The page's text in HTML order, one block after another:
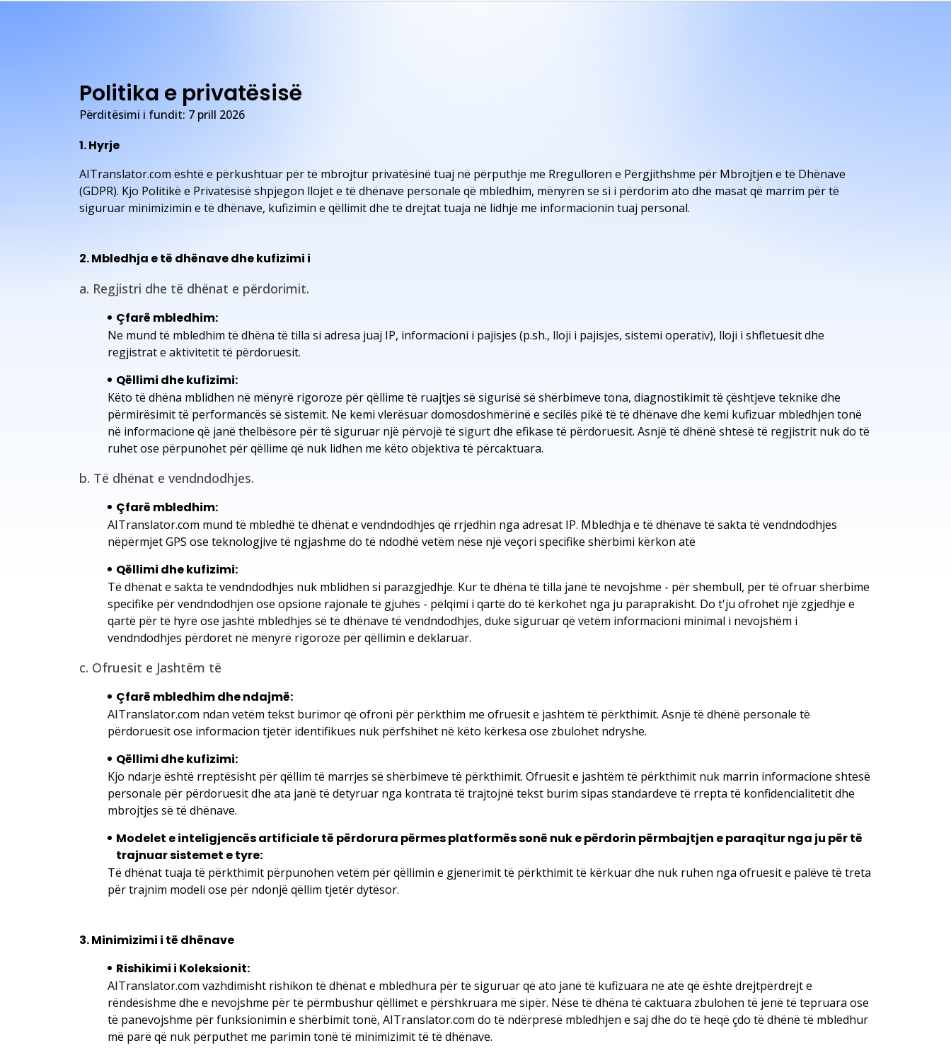
Politika e privatësisë
Përditësimi i fundit: 7 prill 2026
1. Hyrje
AITranslator.com është e përkushtuar për të mbrojtur privatësinë tuaj në përputhje me Rregulloren e Përgjithshme për Mbrojtjen e të Dhënave
(GDPR). Kjo Politikë e Privatësisë shpjegon llojet e të dhënave personale që mbledhim, mënyrën se si i përdorim ato dhe masat që marrim për të
siguruar minimizimin e të dhënave, kufizimin e qëllimit dhe të drejtat tuaja në lidhje me informacionin tuaj personal.
2. Mbledhja e të dhënave dhe kufizimi i
a. Regjistri dhe të dhënat e përdorimit.
Çfarë mbledhim:
Ne mund të mbledhim të dhëna të tilla si adresa juaj IP, informacioni i pajisjes (p.sh., lloji i pajisjes, sistemi operativ), lloji i shfletuesit dhe
regjistrat e aktivitetit të përdoruesit.
Qëllimi dhe kufizimi:
Këto të dhëna mblidhen në mënyrë rigoroze për qëllime të ruajtjes së sigurisë së shërbimeve tona, diagnostikimit të çështjeve teknike dhe
përmirësimit të performancës së sistemit. Ne kemi vlerësuar domosdoshmërinë e secilës pikë të të dhënave dhe kemi kufizuar mbledhjen tonë
në informacione që janë thelbësore për të siguruar një përvojë të sigurt dhe efikase të përdoruesit. Asnjë të dhënë shtesë të regjistrit nuk do të
ruhet ose përpunohet për qëllime që nuk lidhen me këto objektiva të përcaktuara.
b. Të dhënat e vendndodhjes.
Çfarë mbledhim:
AITranslator.com mund të mbledhë të dhënat e vendndodhjes që rrjedhin nga adresat IP. Mbledhja e të dhënave të sakta të vendndodhjes
nëpërmjet GPS ose teknologjive të ngjashme do të ndodhë vetëm nëse një veçori specifike shërbimi kërkon atë
Qëllimi dhe kufizimi:
Të dhënat e sakta të vendndodhjes nuk mblidhen si parazgjedhje. Kur të dhëna të tilla janë të nevojshme - për shembull, për të ofruar shërbime
specifike për vendndodhjen ose opsione rajonale të gjuhës - pëlqimi i qartë do të kërkohet nga ju paraprakisht. Do t'ju ofrohet një zgjedhje e
qartë për të hyrë ose jashtë mbledhjes së të dhënave të vendndodhjes, duke siguruar që vetëm informacioni minimal i nevojshëm i
vendndodhjes përdoret në mënyrë rigoroze për qëllimin e deklaruar.
c. Ofruesit e Jashtëm të
Çfarë mbledhim dhe ndajmë:
AITranslator.com ndan vetëm tekst burimor që ofroni për përkthim me ofruesit e jashtëm të përkthimit. Asnjë të dhënë personale të
përdoruesit ose informacion tjetër identifikues nuk përfshihet në këto kërkesa ose zbulohet ndryshe.
Qëllimi dhe kufizimi:
Kjo ndarje është rreptësisht për qëllim të marrjes së shërbimeve të përkthimit. Ofruesit e jashtëm të përkthimit nuk marrin informacione shtesë
personale për përdoruesit dhe ata janë të detyruar nga kontrata të trajtojnë tekst burim sipas standardeve të rrepta të konfidencialitetit dhe
mbrojtjes së të dhënave.
Modelet e inteligjencës artificiale të përdorura përmes platformës sonë nuk e përdorin përmbajtjen e paraqitur nga ju për të
trajnuar sistemet e tyre:
Të dhënat tuaja të përkthimit përpunohen vetëm për qëllimin e gjenerimit të përkthimit të kërkuar dhe nuk ruhen nga ofruesit e palëve të treta
për trajnim modeli ose për ndonjë qëllim tjetër dytësor.
3. Minimizimi i të dhënave
Rishikimi i Koleksionit:
AITranslator.com vazhdimisht rishikon të dhënat e mbledhura për të siguruar që ato janë të kufizuara në atë që është drejtpërdrejt e
rëndësishme dhe e nevojshme për të përmbushur qëllimet e përshkruara më sipër. Nëse të dhëna të caktuara zbulohen të jenë të tepruara ose
të panevojshme për funksionimin e shërbimit tonë, AITranslator.com do të ndërpresë mbledhjen e saj dhe do të heqë çdo të dhënë të mbledhur
më parë që nuk përputhet me parimin tonë të minimizimit të të dhënave.